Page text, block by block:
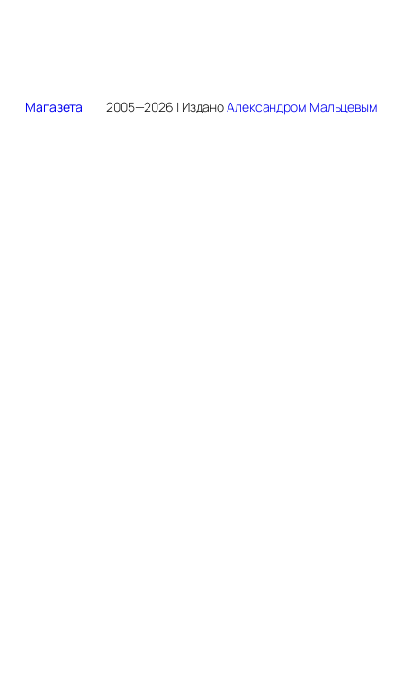
Магазета 2005—2026 | ИзданоАлександром Мальцевым